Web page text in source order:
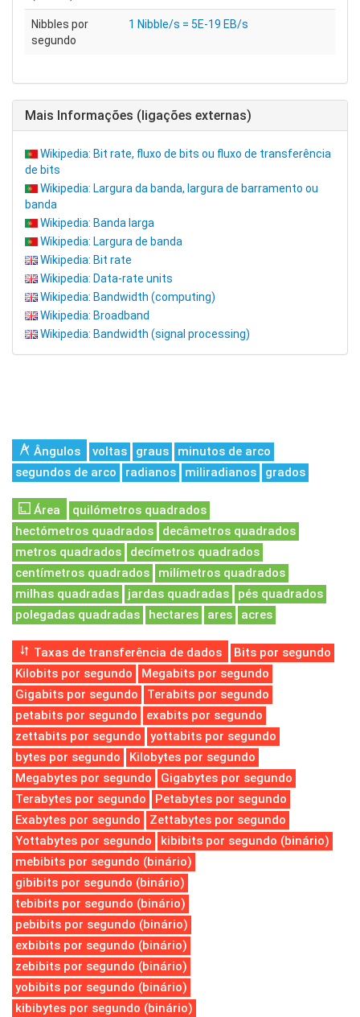
Nibbles por
segundo
1 Nibble/s = 5E-19 EB/s
Mais Informações (ligações externas)
Wikipedia: Bit rate, fluxo de bits ou fluxo de transferência
de bits
Wikipedia: Largura da banda, largura de barramento ou
banda
Wikipedia: Banda larga
Wikipedia: Largura de banda
Wikipedia: Bit rate
Wikipedia: Data-rate units
Wikipedia: Bandwidth (computing)
Wikipedia: Broadband
Wikipedia: Bandwidth (signal processing)
Ângulos voltas graus
minutos de arco
segundos de arco
radianos miliradianos grados
Área
quilómetros quadrados
hectómetros quadrados
decâmetros quadrados
metros quadrados
decímetros quadrados
centímetros quadrados
milímetros quadrados
milhas quadradas
jardas quadradas
pés quadrados
polegadas quadradas
hectares ares acres
Taxas de transferência de dados
Bits por segundo
Kilobits por segundo
Megabits por segundo
Gigabits por segundo
Terabits por segundo
petabits por segundo
exabits por segundo
zettabits por segundo
yottabits por segundo
bytes por segundo
Kilobytes por segundo
Megabytes por segundo
Gigabytes por segundo
Terabytes por segundo
Petabytes por segundo
Exabytes por segundo
Zettabytes por segundo
Yottabytes por segundo
kibibits por segundo (binário)
mebibits por segundo (binário)
gibibits por segundo (binário)
tebibits por segundo (binário)
pebibits por segundo (binário)
exbibits por segundo (binário)
zebibits por segundo (binário)
yobibits por segundo (binário)
kibibytes por segundo (binário)